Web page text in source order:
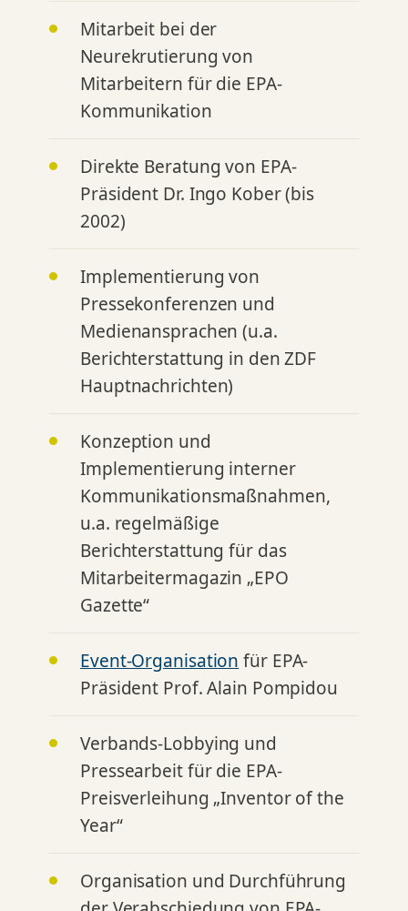
Mitarbeit bei der
Neurekrutierung von
Mitarbeitern für die EPA-
Kommunikation
Direkte Beratung von EPA-
Präsident Dr. Ingo Kober (bis
2002)
Implementierung von
Pressekonferenzen und
Medienansprachen (u.a.
Berichterstattung in den ZDF
Hauptnachrichten)
Konzeption und
Implementierung interner
Kommunikationsmaßnahmen,
u.a. regelmäßige
Berichterstattung für das
Mitarbeitermagazin „EPO
Gazette“
Event-Organisation für EPA-
Präsident Prof. Alain Pompidou
Verbands-Lobbying und
Pressearbeit für die EPA-
Preisverleihung „Inventor of the
Year“
Organisation und Durchführung